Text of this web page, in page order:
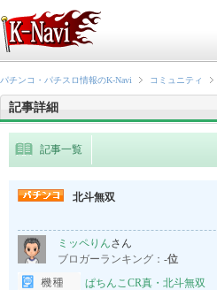
パチンコ・パチスロ情報のK-Navi コミュニティ
記事詳細
記事一覧
北斗無双
ミッペりんさん
ブロガーランキング： -位
ぱちんこCR真・北斗無双